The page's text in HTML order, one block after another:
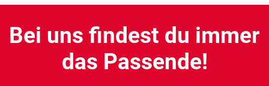
Bei uns findest du immer
das Passende!